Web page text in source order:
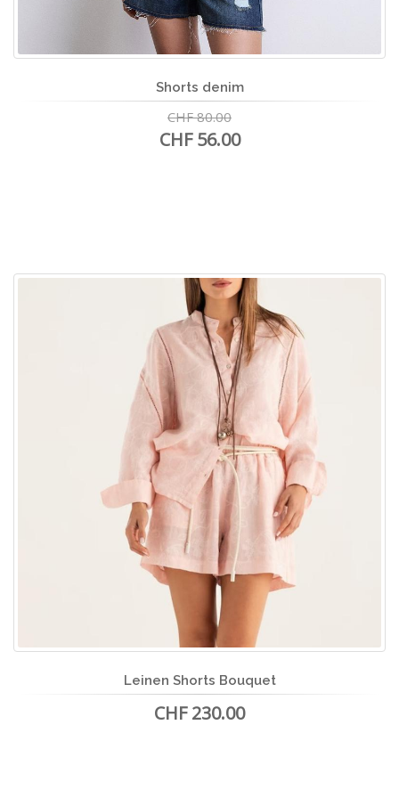
Shorts denim
CHF 80.00
CHF 56.00
Leinen Shorts Bouquet
CHF 230.00